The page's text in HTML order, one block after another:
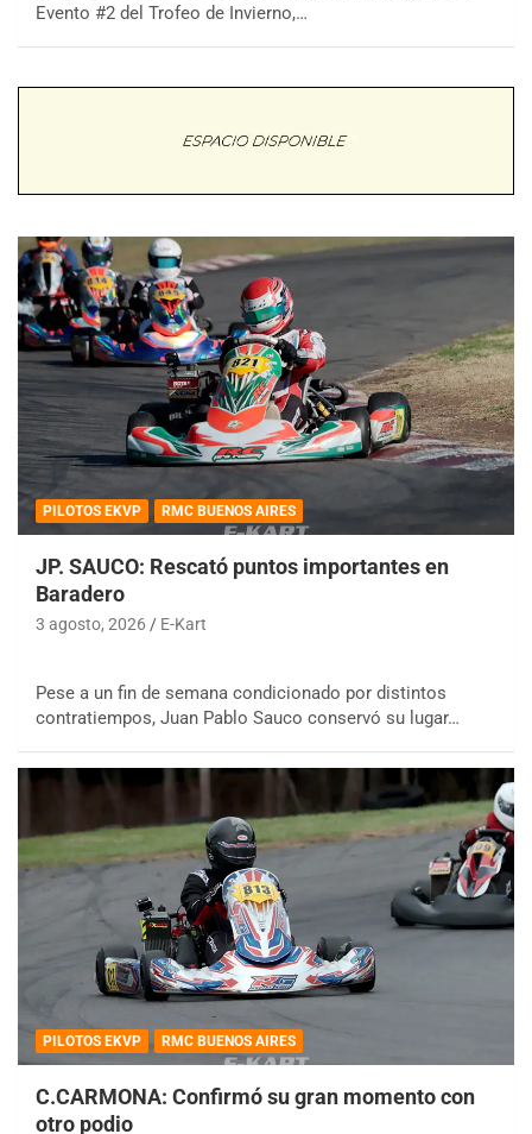
Evento #2 del Trofeo de Invierno,…
PILOTOS EKVP RMC BUENOS AIRES
JP. SAUCO: Rescató puntos importantes en
Baradero
3 agosto, 2026 E-Kart
Pese a un fin de semana condicionado por distintos
contratiempos, Juan Pablo Sauco conservó su lugar…
PILOTOS EKVP RMC BUENOS AIRES
C.CARMONA: Confirmó su gran momento con
otro podio